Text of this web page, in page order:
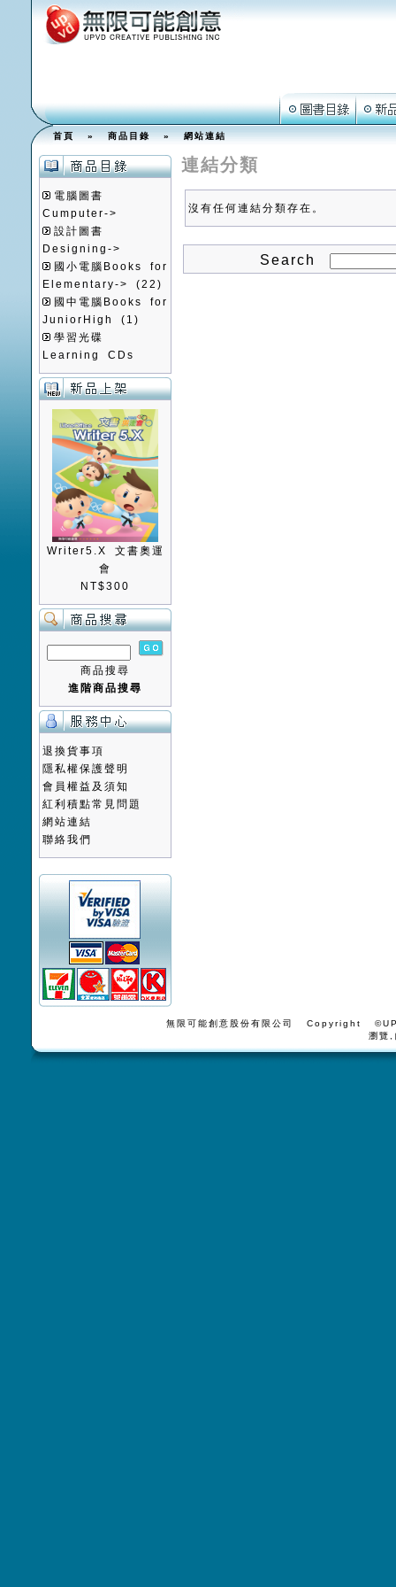
首頁»商品目錄»網站連結
電腦圖書
Cumputer->
設計圖書
Designing->
國小電腦Books for
Elementary->
(22)
國中電腦Books for
JuniorHigh
(1)
學習光碟
Learning CDs
Writer5.X 文書奧運
會
NT$300
商品搜尋
進階商品搜尋
退換貨事項
隱私權保護聲明
會員權益及須知
紅利積點常見問題
網站連結
聯絡我們
連結分類
沒有任何連結分類存在。
Search
無限可能創意股份有限公司 Copyright
瀏